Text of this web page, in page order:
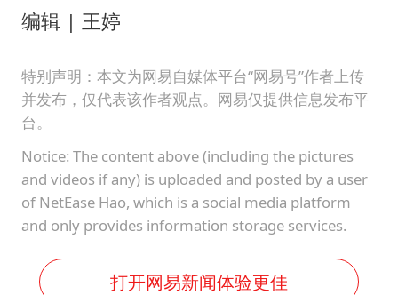
编辑 | 王婷
特别声明：本文为网易自媒体平台“网易号”作者上传
并发布，仅代表该作者观点。网易仅提供信息发布平
台。
Notice: The content above (including the pictures
and videos if any) is uploaded and posted by a user
of NetEase Hao, which is a social media platform
and only provides information storage services.
打开网易新闻体验更佳